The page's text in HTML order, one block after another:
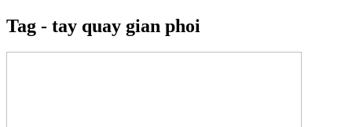
Tag - tay quay gian phoi